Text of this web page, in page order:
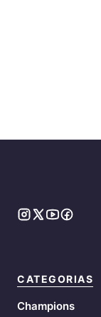
CATEGORIAS
Champions